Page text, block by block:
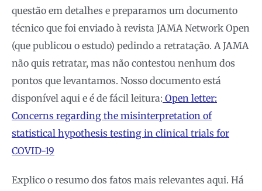
questão em detalhes e preparamos um documento
técnico que foi enviado à revista JAMA Network Open
(que publicou o estudo) pedindo a retratação. A JAMA
não quis retratar, mas não contestou nenhum dos
pontos que levantamos. Nosso documento está
disponível aqui e é de fácil leitura: Open letter:
Concerns regarding the misinterpretation of
statistical hypothesis testing in clinical trials for
COVID-19
Explico o resumo dos fatos mais relevantes aqui. Há